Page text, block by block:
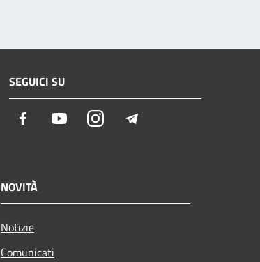
SEGUICI SU
Facebook YoutubeInstagram
NOVITÀ
Notizie
Comunicati